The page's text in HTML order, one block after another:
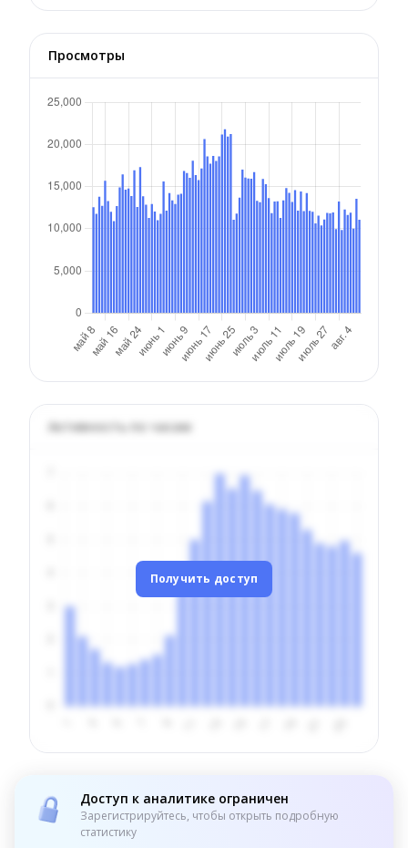
Просмотры
Активность по часам
Получить доступ
Доступ к аналитике ограничен
Зарегистрируйтесь, чтобы открыть подробную
статистику